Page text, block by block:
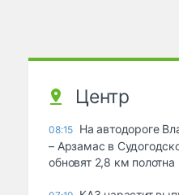
Центр
08:15 На автодороге
– Арзамас в
обновят 2,8 км полотна